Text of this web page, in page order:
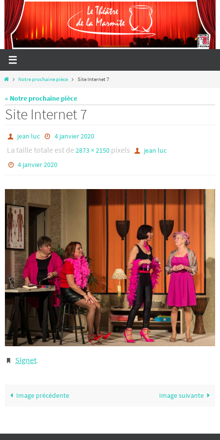
Passer
vers
le
contenu
HomeNotre prochaine pièce Site Internet 7
« Notre prochaine pièce
Site Internet 7
jean luc 4 janvier 2020
La taille totale est de 2873 × 2150 pixels
jean luc
4 janvier 2020
Signet.
Image précédente Image suivante